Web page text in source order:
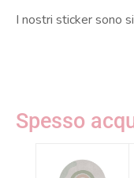
I nostri sticker sono
Spesso